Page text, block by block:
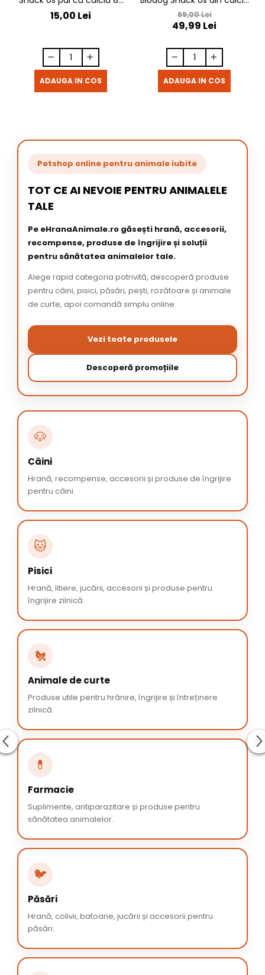
gr
15,00 Lei
ADAUGA IN COS
cu piept de pui rasucit 500
gr
69,00 Lei
49,99 Lei
ADAUGA IN COS
Petshop online pentru animale iubite
TOT CE AI NEVOIE PENTRU ANIMALELE
TALE
Pe eHranaAnimale.ro găsești hrană, accesorii,
recompense, produse de îngrijire și soluții
pentru sănătatea animalelor tale.
Alege rapid categoria potrivită, descoperă produse
pentru câini, pisici, păsări, pești, rozătoare și animale
de curte, apoi comandă simplu online.
Vezi toate produsele
Descoperă promoțiile
🐶
Câini
Hrană, recompense, accesorii și produse de îngrijire
pentru câini.
🐱
Pisici
Hrană, litiere, jucării, accesorii și produse pentru
îngrijire zilnică.
🐔
Animale de curte
Produse utile pentru hrănire, îngrijire și întreținere
zilnică.
💊
Farmacie
Suplimente, antiparazitare și produse pentru
sănătatea animalelor.
🐦
Păsări
Hrană, colivii, batoane, jucării și accesorii pentru
păsări.